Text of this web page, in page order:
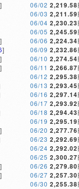
]
]
]
]
]
]
]
]
06/02 2,219.58
06/03 2,211.59
06/04 2,230.23
06/05 2,245.59
06/06 2,224.34
06/09 2,232.86
06/10 2,274.54
06/11 2,266.87
06/12 2,295.38
06/13 2,293.45
06/16 2,297.14
06/17 2,293.92
06/18 2,294.43
06/19 2,295.19
06/20 2,277.76
06/23 2,292.69
06/24 2,292.02
06/25 2,300.27
06/26 2,279.80
06/27 2,257.30
06/30 2,255.38